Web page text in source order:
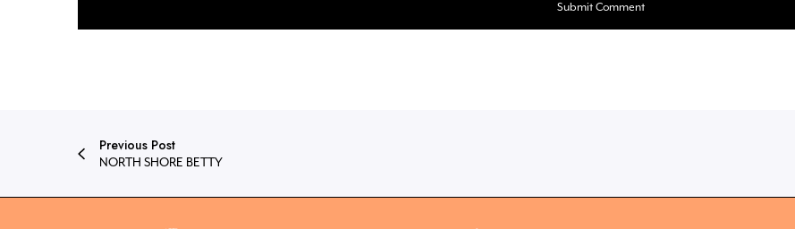
Previous Post
NORTH SHORE BETTY​